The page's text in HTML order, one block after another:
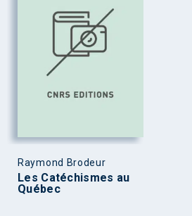
Raymond Brodeur
Les Catéchismes au
Québec